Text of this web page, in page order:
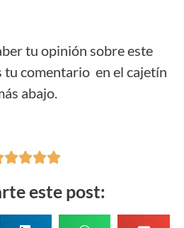
tu opinión sobre este
tu comentario en el cajetín
abajo.

este post: